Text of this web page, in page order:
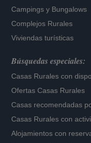
Campings y Bungalows
Complejos Rurales
Viviendas turísticas
Búsquedas especiales:
Casas Rurales con
Ofertas Casas Rurales
Casas recomendadas
Casas Rurales con
Alojamientos con